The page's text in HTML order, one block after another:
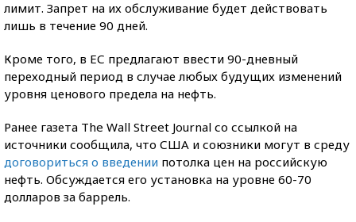
лимит. Запрет на их обслуживание будет действовать
лишь в течение 90 дней.
Кроме того, в ЕС предлагают ввести 90-дневный
переходный период в случае любых будущих изменений
уровня ценового предела на нефть.
Ранее газета The Wall Street Journal со ссылкой на
источники сообщила, что США и союзники могут в среду
договориться о введении потолка цен на российскую
нефть. Обсуждается его установка на уровне 60-70
долларов за баррель.